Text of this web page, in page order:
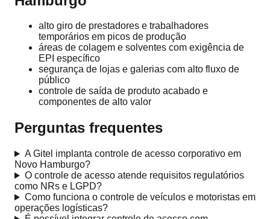
alto giro de prestadores e trabalhadores
temporários em picos de produção
áreas de colagem e solventes com exigência de
EPI específico
segurança de lojas e galerias com alto fluxo de
público
controle de saída de produto acabado e
componentes de alto valor
Perguntas frequentes
A Gitel implanta controle de acesso corporativo em
Novo Hamburgo?
O controle de acesso atende requisitos regulatórios
como NRs e LGPD?
Como funciona o controle de veículos e motoristas em
operações logísticas?